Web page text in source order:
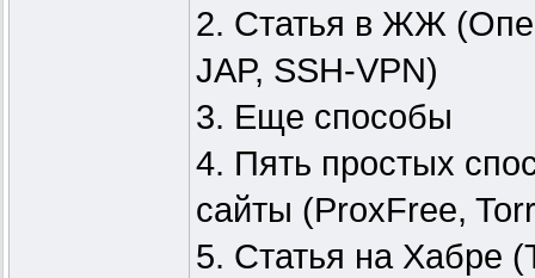
2. Статья в ЖЖ
JAP, SSH-VPN)
3. Еще способы
4. Пять простых
сайты (ProxFree,
5. Статья на Хабре